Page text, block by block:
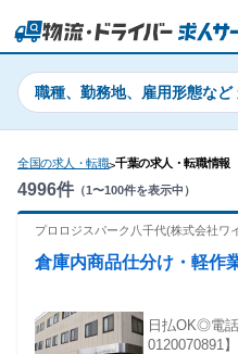
職種、勤務地、雇用形態など
全国の求人・転職>千葉の求人・転職情報
4996件 （1〜100件を表示中）
プロロジスパーク八千代(株式会社ワ
倉庫内商品仕分け・軽作
日払OK◎電
0120070891】